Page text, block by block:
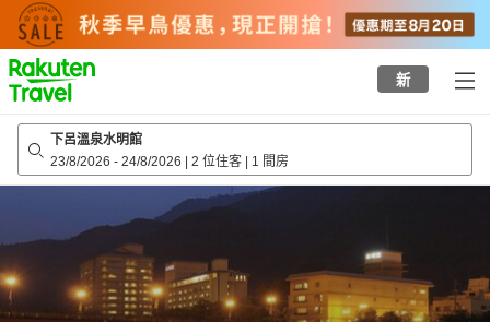
to
top
page
新
下呂溫泉水明館
23/8/2026 - 24/8/2026 | 2 位住客 | 1 間房